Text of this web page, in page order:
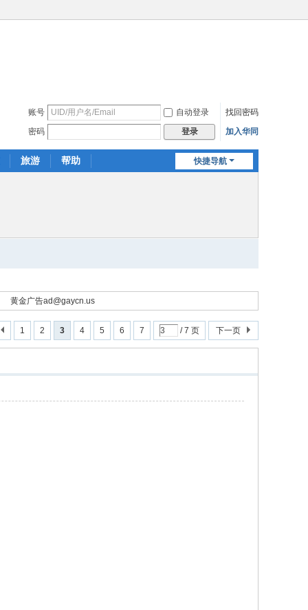
账号 自动登录
找回密码
密码
登录 加入华同
快捷导航
旅游 帮助
黄金广告ad@gaycn.us
1 2 3 4 5 6 7 / 7 页 下一页